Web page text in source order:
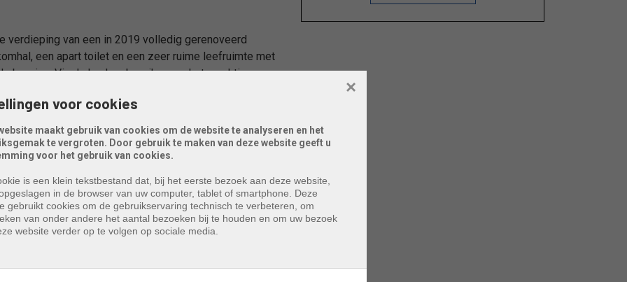
verdieping van een in 2019 volledig gerenoveerd
een apart toilet en een zeer ruime leefruimte met
berging. Via de keuken bereiken we het prachtige
is uitgerust met een inloopdouche en enkele
voor een wasmachine/droogkast.
kosten bedragen 50 euro.
voor cookies
maakt gebruik van cookies om de website te analyseren en het
te vergroten. Door gebruik te maken van deze website geeft u
voor het gebruik van cookies.
is een klein tekstbestand dat, bij het eerste bezoek aan deze website,
in de browser van uw computer, tablet of smartphone. Deze
gebruikt cookies om de gebruikservaring technisch te verbeteren, om
van onder andere het aantal bezoeken bij te houden en om uw bezoek
website verder op te volgen op sociale media.
×